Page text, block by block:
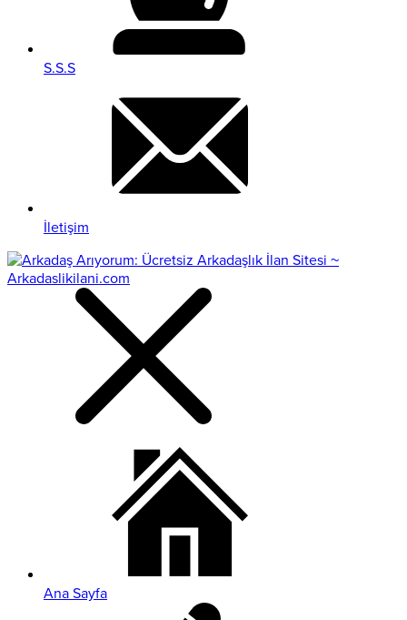
S.S.S
İletişim
Ana Sayfa